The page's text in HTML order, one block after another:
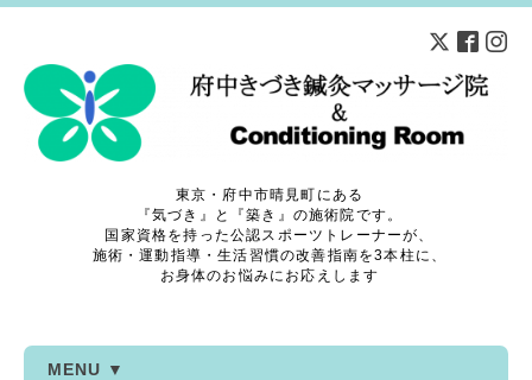
東京・府中市晴見町にある
『気づき』と『築き』の施術院です。
国家資格を持った公認スポーツトレーナーが、
施術・運動指導・生活習慣の改善指南を3本柱に、
お身体のお悩みにお応えします
MENU ▼